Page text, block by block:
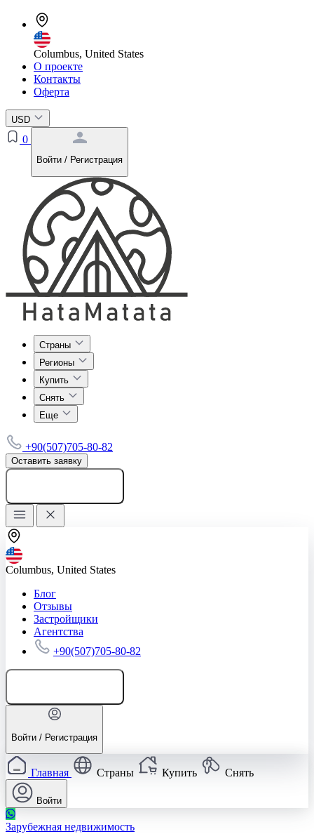
Columbus, United States
О проекте
Контакты
Оферта
USD
0
Войти / Регистрация
Страны
Регионы
Купить
Снять
Еще
+90(507)705-80-82
Оставить заявку
Columbus, United States
Блог
Отзывы
Застройщики
Агентства
+90(507)705-80-82
Войти / Регистрация
Главная Страны Купить Снять
Войти
Зарубежная недвижимость